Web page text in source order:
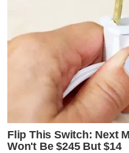
Flip This Switch: Next
Won't Be $245 But $14